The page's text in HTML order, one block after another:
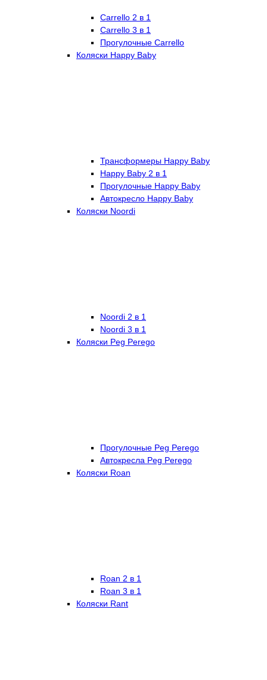
Carrello 2 в 1
Carrello 3 в 1
Прогулочные Carrello
Коляски Happy Baby
Трансформеры Happy Baby
Happy Baby 2 в 1
Прогулочные Happy Baby
Автокресло Happy Baby
Коляски Noordi
Noordi 2 в 1
Noordi 3 в 1
Коляски Peg Perego
Прогулочные Peg Perego
Автокресла Peg Perego
Коляски Roan
Roan 2 в 1
Roan 3 в 1
Коляски Rant